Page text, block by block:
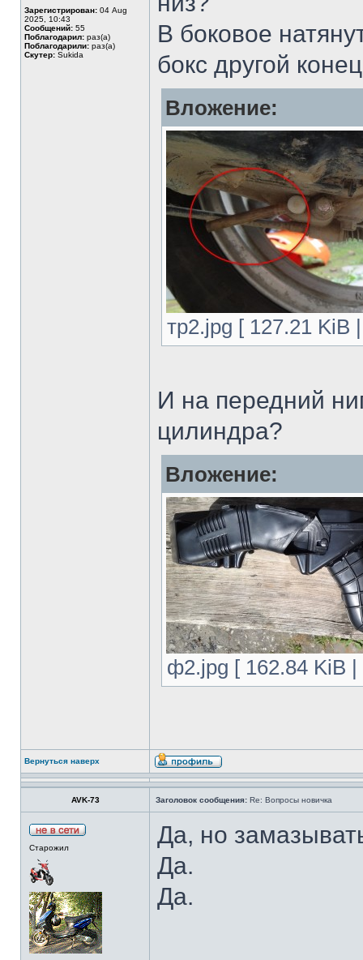
Зарегистрирован: 04 Aug
2025, 10:43
Сообщений: 55
Поблагодарил: раз(а)
Поблагодарили: раз(а)
Скутер: Sukida
В боковое
бокс другой
Вложение:
тр2.jpg [ 127.21 KiB
И на передний
цилиндра?
Вложение:
ф2.jpg [ 162.84 KiB
Вернуться наверх
AVK-73 Заголовок сообщения: Re: Вопросы новичка
Старожил
Да, но
Да.
Да.